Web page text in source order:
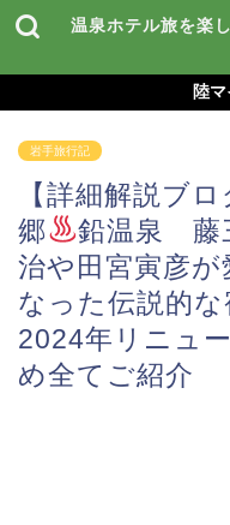
温泉ホテル旅を楽
陸
岩手旅行記
【詳細解説ブ
郷
鉛温泉 藤
治や田宮寅彦が
なった伝説的
2024年リニュ
め全てご紹介